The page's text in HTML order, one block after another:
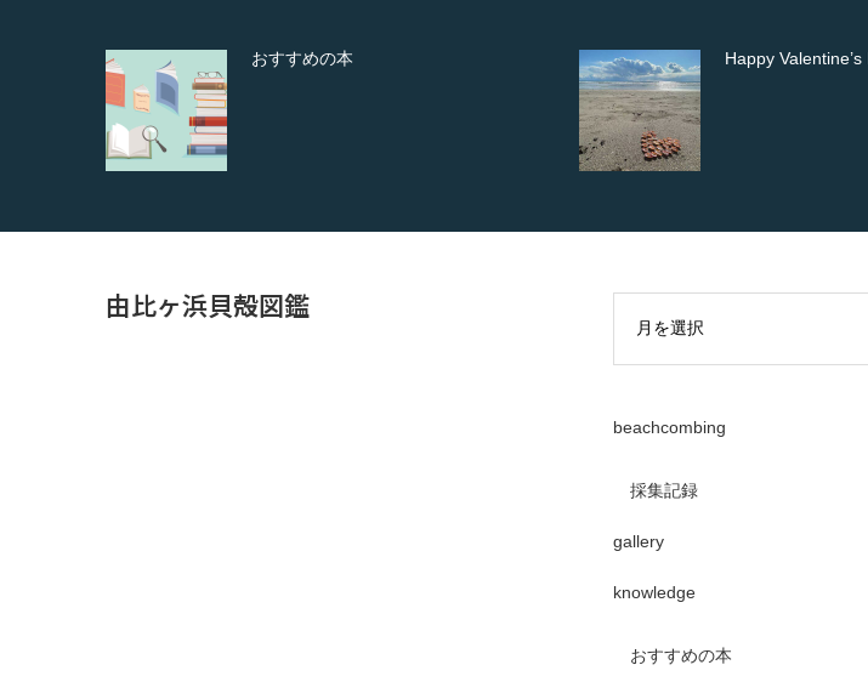
Happy Valentine’s Day gallery41
由比ヶ浜貝殻図鑑
beachcombing
採集記録
gallery
knowledge
おすすめの本